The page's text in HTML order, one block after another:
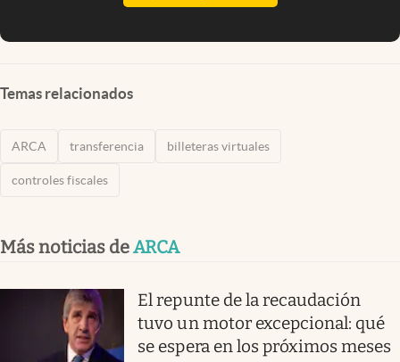
Temas relacionados
ARCA transferencia billeteras virtuales
controles fiscales
Más noticias deARCA
El repunte de la recaudación
tuvo un motor excepcional: qué
se espera en los próximos meses